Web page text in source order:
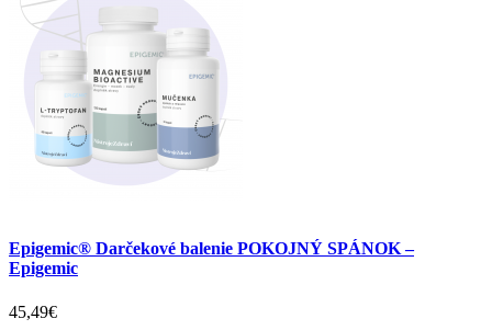
Epigemic® Darčekové balenie POKOJNÝ SPÁNOK –
Epigemic
45,49€